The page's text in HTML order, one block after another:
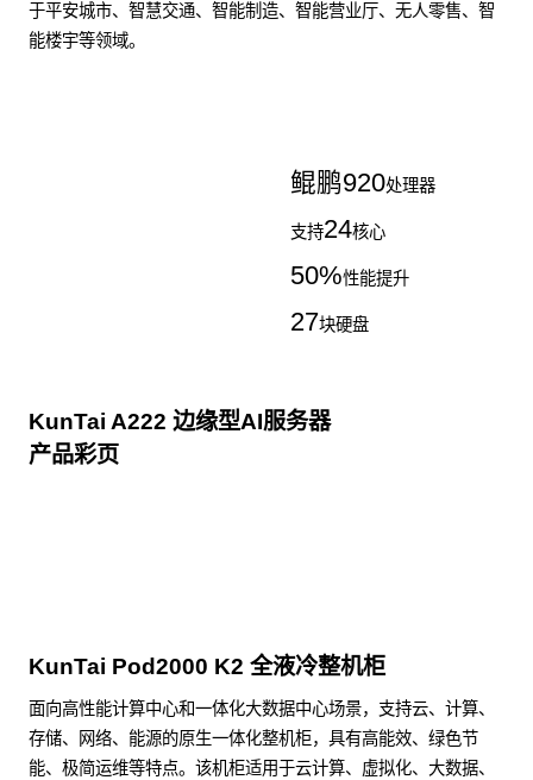
于平安城市、智慧交通、智能制造、智能营业厅、无人零售、智
能楼宇等领域。
鲲鹏920处理器
支持24核心
50%性能提升
27块硬盘
KunTai A222 边缘型AI服务器
产品彩页
KunTai Pod2000 K2 全液冷整机柜
面向高性能计算中心和一体化大数据中心场景，支持云、计算、
存储、网络、能源的原生一体化整机柜，具有高能效、绿色节
能、极简运维等特点。该机柜适用于云计算、虚拟化、大数据、